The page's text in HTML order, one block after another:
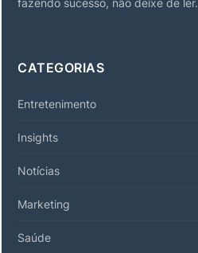
fazendo sucesso, não deixe de ler.
CATEGORIAS
Entretenimento
Insights
Notícias
Marketing
Saúde